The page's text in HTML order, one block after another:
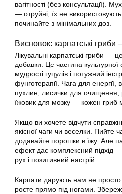
вагітності (без консультації).
— отруйні, їх не
починайте з мінімальних доз.
Висновок: карпатські
Лікувальні карпатські гриби —
добавки. Це частина культурної
мудрості гуцулів і потужний
фунготерапії. Чага для енергії,
пухлин, лисички для очищення,
їжовик для мозку — кожен гриб
Якщо ви хочете відчути
якісної чаги чи веселки. Пийте
додавайте порошки в їжу. Але
ефект дає комплексний підхід
рух і позитивний настрій.
Карпати дарують нам не просто
росте прямо під ногами.